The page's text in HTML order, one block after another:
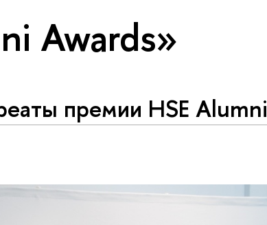
Awards»
премии HSE Alumni